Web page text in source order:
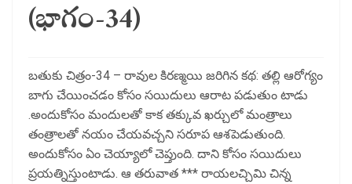
(భాగం-34)
బతుకు చిత్రం-34 – రావుల కిరణ్మయి జరిగిన కథ: తల్లి ఆరోగ్యం
బాగు చేయించడం కోసం సయిదులు ఆరాట పడుతుం టాడు
.అందుకోసం మందులతో కాక తక్కువ ఖర్చులో మంత్రాలు
తంత్రాలతో నయం చేయవచ్చని సరూప ఆశపెడుతుంది.
అందుకోసం ఏం చెయ్యాలో చెప్తుంది. దాని కోసం సయిదులు
ప్రయత్నిస్తుంటాడు. ఆ తరువాత *** రాయలచ్చిమి చిన్న